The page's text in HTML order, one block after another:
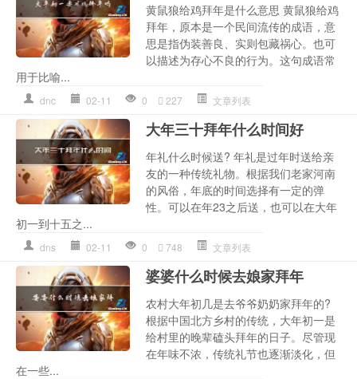
黄鼠狼给鸡拜年是什么意思 黄鼠狼给鸡
拜年，原本是一个民间流传的成语，意
思是指伪装善良、实则包藏祸心。也可
以描述为存心不良的行为。这句成语常
用于比喻...
dnc 02-11 0 227 文章列表
大年三十拜年什么时间好
年礼什么时候送? 年礼是过年时送给亲
友的一种传统礼物。根据我们老家河南
的风俗，年底的时间选择有一定的弹
性。可以在年23之后送，也可以在大年
初一到十五之...
dns 02-11 0 748 文章列表
婆婆什么时候去娘家拜年
农村大年初几是去爷爷奶奶家拜年的?
根据中国北方乡村的传统，大年初一是
给村里的晚辈磕头拜年的日子。尽管现
在年味不浓，传统礼节也逐渐淡化，但
在一些...